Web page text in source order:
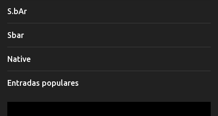
S.bAr
Sbar
Native
Entradas populares